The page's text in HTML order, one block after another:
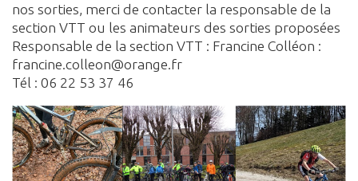
nos sorties, merci de contacter la responsable de la
section VTT ou les animateurs des sorties proposées
Responsable de la section VTT : Francine Colléon :
francine.colleon@orange.fr
Tél : 06 22 53 37 46